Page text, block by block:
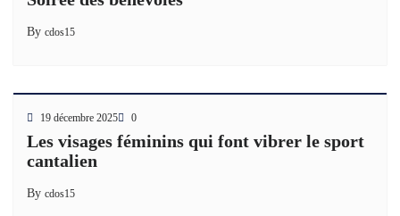
By cdos15
19 décembre 2025 0
Les visages féminins qui font vibrer le sport
cantalien
By cdos15